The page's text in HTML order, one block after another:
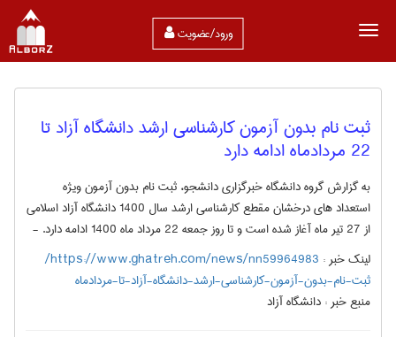
ورود/عضویت
ثبت نام بدون آزمون کارشناسی ارشد دانشگاه آزاد تا
22 مردادماه ادامه دارد
به گزارش گروه دانشگاه خبرگزاری دانشجو، ثبت نام بدون آزمون ویژه
استعداد های درخشان مقطع کارشناسی ارشد سال 1400 دانشگاه آزاد اسلامی
از 27 تیر ماه آغاز شده است و تا روز جمعه 22 مرداد ماه 1400 ادامه دارد. -
لینک خبر :
https://www.ghatreh.com/news/nn59964983/
ثبت-نام-بدون-آزمون-کارشناسی-ارشد-دانشگاه-آزاد-تا-مردادماه
منبع خبر :دانشگاه آزاد